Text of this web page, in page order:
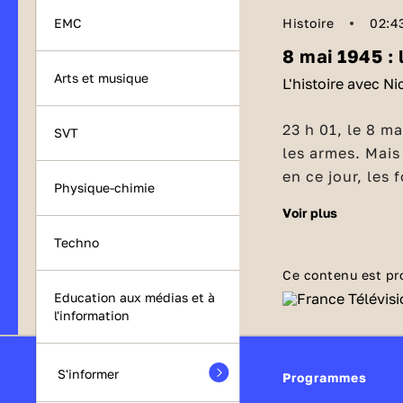
EMC
Arts et musique
SVT
Physique-chimie
Techno
Education aux médias et à
l'information
S'informer
Histoire
8 mai 1945 :
L'histoire avec
23 h 01, le 8 mai 1945 : tous les soldats allemands doivent déposer
les armes.
en ce jour, les
000 tués par
Reich est pris
jonction sur
La
Dès le 4 mai, le Général britannique Montgomery reçoit la
voir plus
Ce contenu est
Programmes